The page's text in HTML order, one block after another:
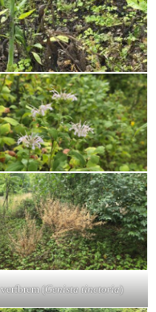
verfbrem (Genista tinctoria)